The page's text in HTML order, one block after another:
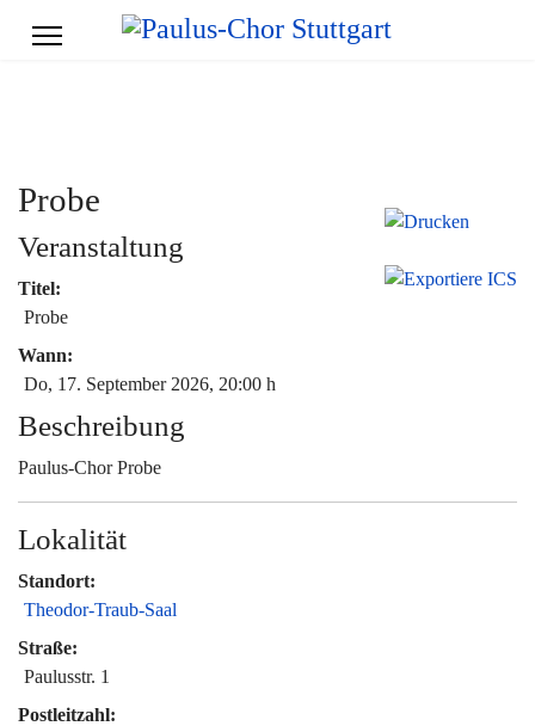
Probe
Veranstaltung
Titel:
Probe
Wann:
Do, 17. September 2026, 20:00 h
Beschreibung
Paulus-Chor Probe
Lokalität
Standort:
Theodor-Traub-Saal
Straße:
Paulusstr. 1
Postleitzahl: